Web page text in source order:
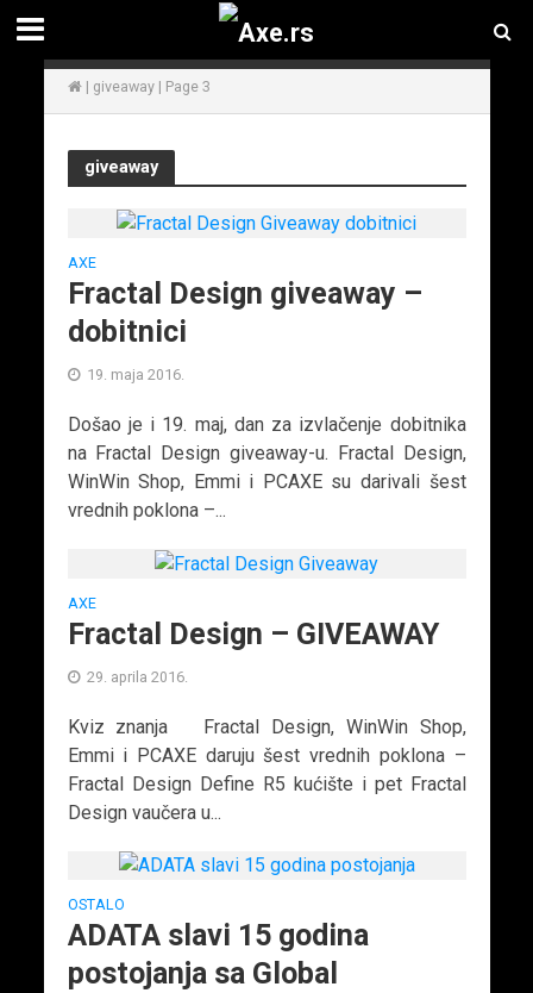
| giveaway| Page 3
giveaway
AXE
Fractal Design giveaway –
dobitnici
19. maja 2016.
Došao je i 19. maj, dan za izvlačenje dobitnika
na Fractal Design giveaway-u. Fractal Design,
WinWin Shop, Emmi i PCAXE su darivali šest
vrednih poklona –...
AXE
Fractal Design – GIVEAWAY
29. aprila 2016.
Kviz znanja Fractal Design, WinWin Shop,
Emmi i PCAXE daruju šest vrednih poklona –
Fractal Design Define R5 kućište i pet Fractal
Design vaučera u...
OSTALO
ADATA slavi 15 godina
postojanja sa Global